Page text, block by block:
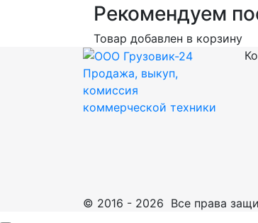
Рекомендуем
Товар добавлен в корзину
Продажа, выкуп,
комиссия
коммерческой техники
© 2016 - 2026 Все права